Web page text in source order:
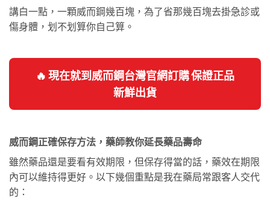
講白一點，一顆威而鋼幾百塊，為了省那幾百塊去掛急診或
傷身體，划不划算你自己算。
🔥 現在就到威而鋼台灣官網訂購 保證正品
新鮮出貨
威而鋼正確保存方法，藥師教你延長藥品壽命
雖然藥品還是要看有效期限，但保存得當的話，藥效在期限
內可以維持得更好。以下幾個重點是我在藥局常跟客人交代
的：